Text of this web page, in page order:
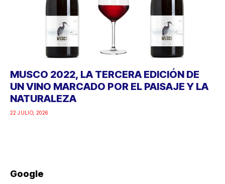
MUSCO 2022, LA TERCERA EDICIÓN DE
UN VINO MARCADO POR EL PAISAJE Y LA
NATURALEZA
22 JULIO, 2026
Google